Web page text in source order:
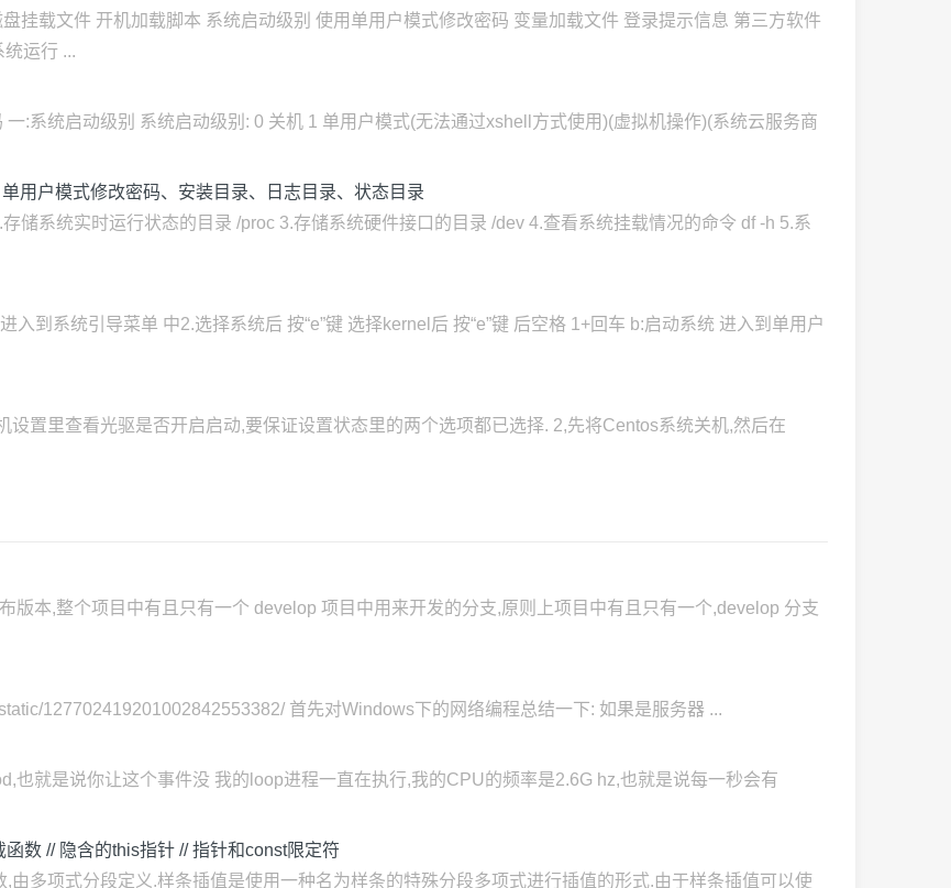
挂载文件 开机加载脚本 系统启动级别 使用单用户模式修改密码 变量加载文件 登录提示信息 第三方软件
运行 ...
:系统启动级别 系统启动级别: 0 关机 1 单用户模式(无法通过xshell方式使用)(虚拟机操作)(系统云服务商
用户模式修改密码、安装目录、日志目录、状态目录
储系统实时运行状态的目录 /proc 3.存储系统硬件接口的目录 /dev 4.查看系统挂载情况的命令 df -h 5.系
入到系统引导菜单 中2.选择系统后 按“e”键 选择kernel后 按“e”键 后空格 1+回车 b:启动系统 进入到单用户
设置里查看光驱是否开启启动,要保证设置状态里的两个选项都已选择. 2,先将Centos系统关机,然后在
版本,整个项目中有且只有一个 develop 项目中用来开发的分支,原则上项目中有且只有一个,develop 分支
127702419201002842553382/ 首先对Windows下的网络编程总结一下: 如果是服务器 ...
也就是说你让这个事件没 我的loop进程一直在执行,我的CPU的频率是2.6G hz,也就是说每一秒会有
数 // 隐含的this指针 // 指针和const限定符
由多项式分段定义.样条插值是使用一种名为样条的特殊分段多项式进行插值的形式.由于样条插值可以使